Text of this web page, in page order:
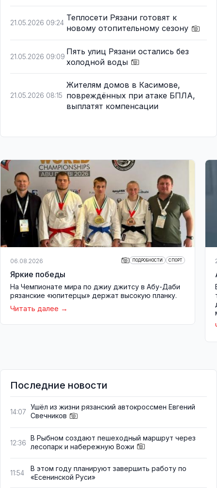
21.05.2026 09:24
Теплосети Рязани готовят к
новому отопительному сезону
21.05.2026 09:09
Пять улиц Рязани остались без
холодной воды
21.05.2026 08:15
Жителям домов в Касимове,
повреждённых при атаке БПЛА,
выплатят компенсации
06.08.2026 ПОДРОБНОСТИ СПОРТ
Яркие победы
На Чемпионате мира по джиу джитсу в Абу-Даби
рязанские «юпитерцы» держат высокую планку.
Читать далее
Последние новости
14:07
Ушёл из жизни рязанский автокроссмен Евгений
Свечников
12:36
В Рыбном создают пешеходный маршрут через
лесопарк и набережную Вожи
11:54
В этом году планируют завершить работу по
«Есенинской Руси»